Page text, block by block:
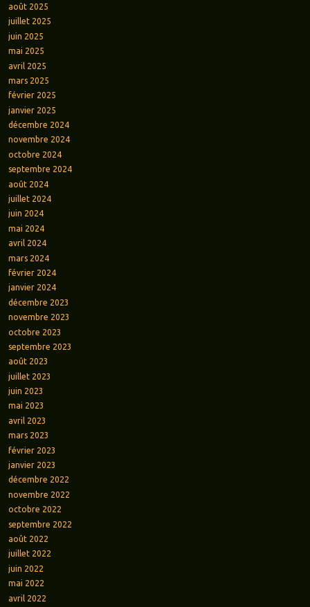
août 2025
juillet 2025
juin 2025
mai 2025
avril 2025
mars 2025
février 2025
janvier 2025
décembre 2024
novembre 2024
octobre 2024
septembre 2024
août 2024
juillet 2024
juin 2024
mai 2024
avril 2024
mars 2024
février 2024
janvier 2024
décembre 2023
novembre 2023
octobre 2023
septembre 2023
août 2023
juillet 2023
juin 2023
mai 2023
avril 2023
mars 2023
février 2023
janvier 2023
décembre 2022
novembre 2022
octobre 2022
septembre 2022
août 2022
juillet 2022
juin 2022
mai 2022
avril 2022